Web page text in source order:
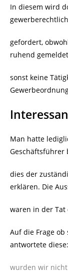
In diesem wird
gefordert,
ruhend
sonst keine
Man hatte
Geschäftsführer
dies der
erklären. Die
waren in der Tat
Auf die Frage
antwortete diese:
wurden wir